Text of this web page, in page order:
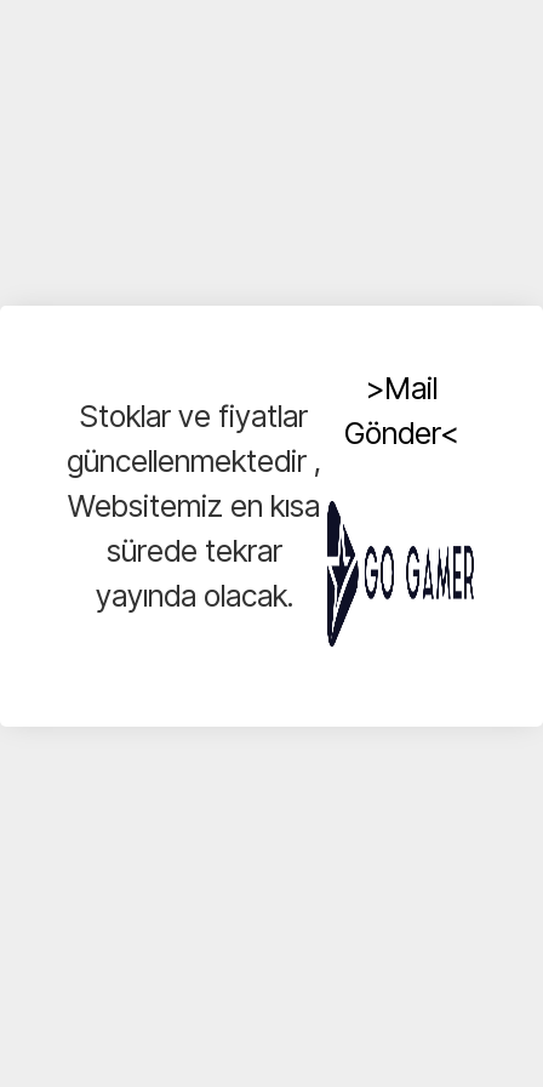
Stoklar ve fiyatlar
güncellenmektedir ,
Websitemiz en kısa
sürede tekrar
yayında olacak.
>Mail
Gönder<